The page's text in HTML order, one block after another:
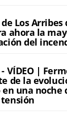
Los Arribes
ahora la
del
- VÍDEO |
de la
una noche